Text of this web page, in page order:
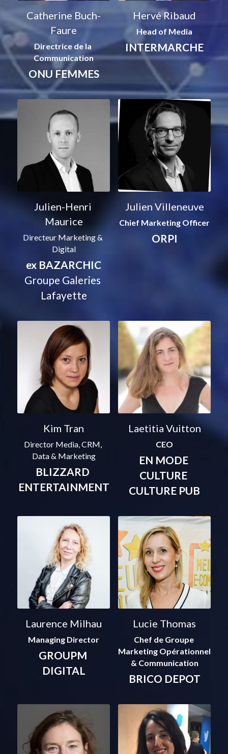
Catherine Buch-
Faure
Directrice de la
Communication
ONU FEMMES
Hervé Ribaud
Head of Media
INTERMARCHE
Julien-Henri
Maurice
Directeur Marketing &
Digital
ex BAZARCHIC
Groupe Galeries
Lafayette
Julien Villeneuve
Chief Marketing Officer
ORPI
Kim Tran
Director Media, CRM,
Data & Marketing
BLIZZARD
ENTERTAINMENT
Laetitia Vuitton
CEO
EN MODE
CULTURE
CULTURE PUB
Laurence Milhau
Managing Director
GROUPM
DIGITAL
Lucie Thomas
Chef de Groupe
Marketing Opérationnel
& Communication
BRICO DEPOT